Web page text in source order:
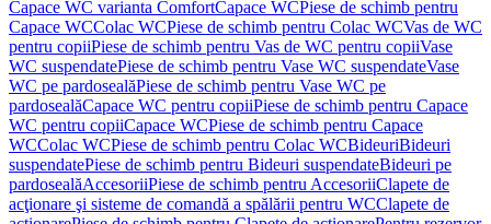
Capace WC varianta ComfortCapace WCPiese de schimb pentru
Capace WCColac WCPiese de schimb pentru Colac WCVas de WC
pentru copiiPiese de schimb pentru Vas de WC pentru copiiVase
WC suspendatePiese de schimb pentru Vase WC suspendateVase
WC pe pardosealăPiese de schimb pentru Vase WC pe
pardosealăCapace WC pentru copiiPiese de schimb pentru Capace
WC pentru copiiCapace WCPiese de schimb pentru Capace
WCColac WCPiese de schimb pentru Colac WCBideuriBideuri
suspendatePiese de schimb pentru Bideuri suspendateBideuri pe
pardosealăAccesoriiPiese de schimb pentru AccesoriiClapete de
acţionare şi sisteme de comandă a spălării pentru WCClapete de